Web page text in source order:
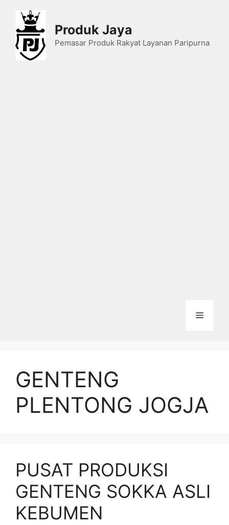
content
Produk Jaya
Pemasar Produk Rakyat Layanan Paripurna
Menu
GENTENG
PLENTONG JOGJA
PUSAT PRODUKSI
GENTENG SOKKA ASLI
KEBUMEN